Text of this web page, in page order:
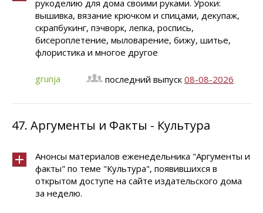
рукоделию для дома своими руками. Уроки:
вышивка, вязание крючком и спицами, декупаж,
скрапбукинг, пэчворк, лепка, роспись,
бисероплетение, мыловарение, бижу, шитье,
флористика и многое другое
grunja последний выпуск 08-08-2026
47. Аргументы и Факты - Культура
Анонсы материалов еженедельника "Аргументы и
факты" по теме "Культура", появившихся в
открытом доступе на сайте издательского дома
за неделю.